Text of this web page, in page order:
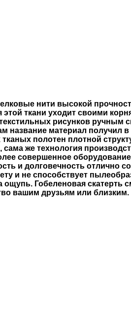
нити высокой
ткани уходит своими
рисунков ручным
материал получил
полотен плотной
же технология
совершенное
и долговечность отлично
и не способствует
Гобеленовая скатерть
вашим друзьям или близким.